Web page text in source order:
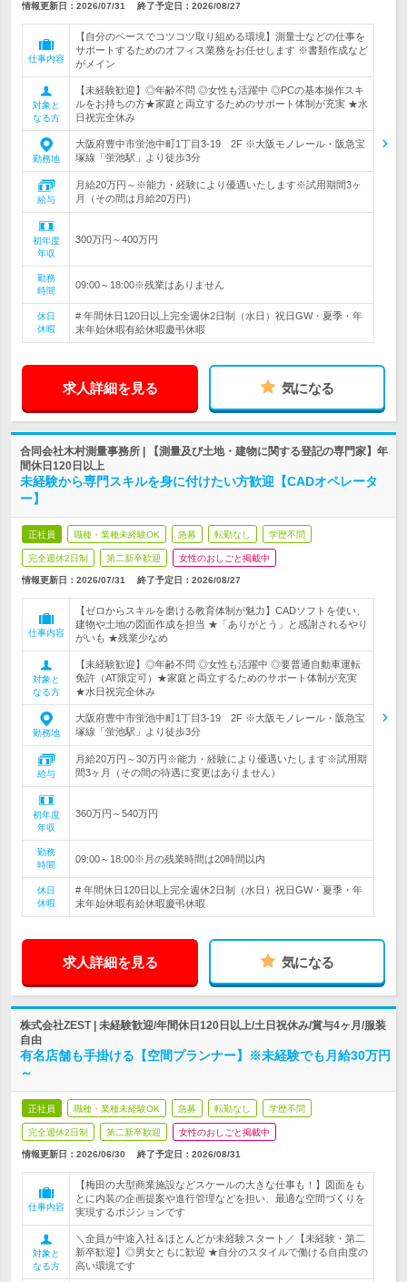
情報更新日：2026/07/31 終了予定日： 2026/08/27
仕事内容
【自分のペースでコツコツ取り組める環境】測量士などの仕事を
サポートするためのオフィス業務をお任せします ※書類作成など
がメイン
対象と
なる方
【未経験歓迎】◎年齢不問 ◎女性も活躍中 ◎PCの基本操作スキ
ルをお持ちの方★家庭と両立するためのサポート体制が充実 ★水
日祝完全休み
勤務地
大阪府豊中市蛍池中町1丁目3-19 2F ※大阪モノレール・阪急宝
塚線「蛍池駅」より徒歩3分
給与
月給20万円～※能力・経験により優遇いたします※試用期間3ヶ
月（その間は月給20万円）
初年度
年収
300万円～400万円
勤務
時間
09:00～18:00※残業はありません
休日
休暇
# 年間休日120日以上完全週休2日制（水日）祝日GW・夏季・年
末年始休暇有給休暇慶弔休暇
求人詳細を見る 気になる
合同会社木村測量事務所 | 【測量及び土地・建物に関する登記の専門家】年
間休日120日以上
未経験から専門スキルを身に付けたい方歓迎【CADオペレータ
ー】
正社員 職種・業種未経験OK 急募 転勤なし 学歴不問
完全週休2日制 第二新卒歓迎 女性のおしごと掲載中
情報更新日：2026/07/31 終了予定日： 2026/08/27
仕事内容
【ゼロからスキルを磨ける教育体制が魅力】CADソフトを使い、
建物や土地の図面作成を担当 ★「ありがとう」と感謝されるやり
がいも ★残業少なめ
対象と
なる方
【未経験歓迎】◎年齢不問 ◎女性も活躍中 ◎要普通自動車運転
免許（AT限定可）★家庭と両立するためのサポート体制が充実
★水日祝完全休み
勤務地
大阪府豊中市蛍池中町1丁目3-19 2F ※大阪モノレール・阪急宝
塚線「蛍池駅」より徒歩3分
給与
月給20万円～30万円※能力・経験により優遇いたします※試用期
間3ヶ月（その間の待遇に変更はありません）
初年度
年収
360万円～540万円
勤務
時間
09:00～18:00※月の残業時間は20時間以内
休日
休暇
# 年間休日120日以上完全週休2日制（水日）祝日GW・夏季・年
末年始休暇有給休暇慶弔休暇
求人詳細を見る 気になる
株式会社ZEST | 未経験歓迎/年間休日120日以上/土日祝休み/賞与4ヶ月/服装
自由
有名店舗も手掛ける【空間プランナー】※未経験でも月給30万円
～
正社員 職種・業種未経験OK 急募 転勤なし 学歴不問
完全週休2日制 第二新卒歓迎 女性のおしごと掲載中
情報更新日：2026/06/30 終了予定日： 2026/08/31
仕事内容
【梅田の大型商業施設などスケールの大きな仕事も！】図面をも
とに内装の企画提案や進行管理などを担い、最適な空間づくりを
実現するポジションです
対象と
なる方
＼全員が中途入社＆ほとんどが未経験スタート／【未経験・第二
新卒歓迎】◎男女ともに歓迎 ★自分のスタイルで働ける自由度の
高い環境です